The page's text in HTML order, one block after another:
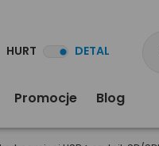
HURT DETAL
Promocje Blog